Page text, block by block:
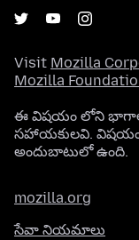
Visit Mozilla
Mozilla
ఈ విషయం లోని భాగాలు
సహాయకులవి.
అందుబాటులో ఉంది.
mozilla.org
సేవా నియమాలు